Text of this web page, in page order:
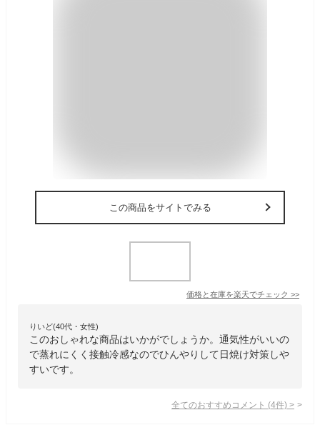
この商品をサイトでみる
価格と在庫を楽天でチェック >>
りいど(40代・女性)
このおしゃれな商品はいかがでしょうか。通気性がいいの
で蒸れにくく接触冷感なのでひんやりして日焼け対策しや
すいです。
全てのおすすめコメント (4件) >